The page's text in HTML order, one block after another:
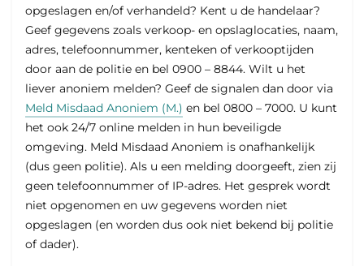
opgeslagen en/of verhandeld? Kent u de handelaar?
Geef gegevens zoals verkoop- en opslaglocaties, naam,
adres, telefoonnummer, kenteken of verkooptijden
door aan de politie en bel 0900 – 8844. Wilt u het
liever anoniem melden? Geef de signalen dan door via
Meld Misdaad Anoniem (M.) en bel 0800 – 7000. U kunt
het ook 24/7 online melden in hun beveiligde
omgeving. Meld Misdaad Anoniem is onafhankelijk
(dus geen politie). Als u een melding doorgeeft, zien zij
geen telefoonnummer of IP-adres. Het gesprek wordt
niet opgenomen en uw gegevens worden niet
opgeslagen (en worden dus ook niet bekend bij politie
of dader).